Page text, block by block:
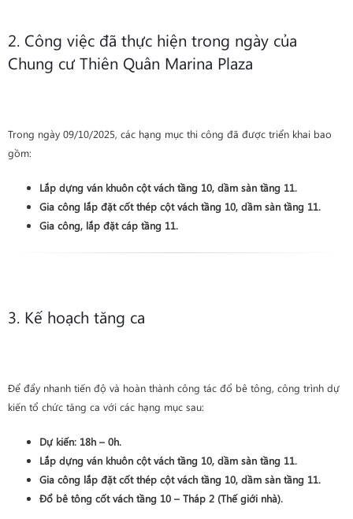
2. Công việc đã thực hiện trong ngày của
Chung cư Thiên Quân Marina Plaza
Trong ngày 09/10/2025, các hạng mục thi công đã được triển khai bao
gồm:
Lắp dựng ván khuôn cột vách tầng 10, dầm sàn tầng 11.
Gia công lắp đặt cốt thép cột vách tầng 10, dầm sàn tầng 11.
Gia công, lắp đặt cáp tầng 11.
3. Kế hoạch tăng ca
Để đẩy nhanh tiến độ và hoàn thành công tác đổ bê tông, công trình dự
kiến tổ chức tăng ca với các hạng mục sau:
Dự kiến: 18h – 0h.
Lắp dựng ván khuôn cột vách tầng 10, dầm sàn tầng 11.
Gia công lắp đặt cốt thép cột vách tầng 10, dầm sàn tầng 11.
Đổ bê tông cốt vách tầng 10 – Tháp 2 (Thế giới nhà).